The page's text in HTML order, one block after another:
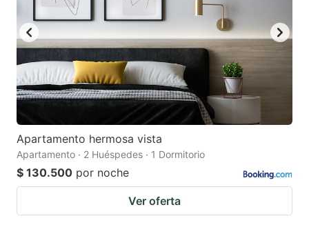
Apartamento hermosa vista
Apartamento · 2 Huéspedes · 1 Dormitorio
$ 130.500 por noche
Ver oferta